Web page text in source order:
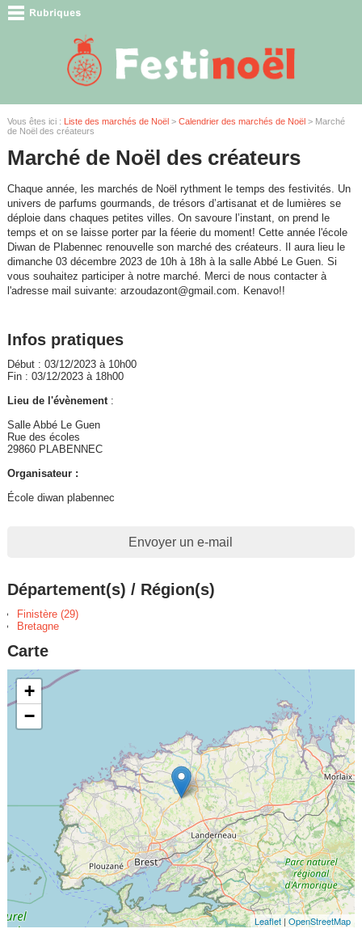
Vous êtes ici : Liste des marchés de Noël> Calendrier des marchés de Noël> Marché
de Noël des créateurs
Marché de Noël des créateurs
Chaque année, les marchés de Noël rythment le temps des festivités. Un
univers de parfums gourmands, de trésors d’artisanat et de lumières se
déploie dans chaques petites villes. On savoure l’instant, on prend le
temps et on se laisse porter par la féerie du moment! Cette année l'école
Diwan de Plabennec renouvelle son marché des créateurs. Il aura lieu le
dimanche 03 décembre 2023 de 10h à 18h à la salle Abbé Le Guen. Si
vous souhaitez participer à notre marché. Merci de nous contacter à
l'adresse mail suivante: arzoudazont@gmail.com. Kenavo!!
Infos pratiques
Début : 03/12/2023 à 10h00
Fin : 03/12/2023 à 18h00
Lieu de l'évènement:
Salle Abbé Le Guen
Rue des écoles
29860 PLABENNEC
Organisateur :
École diwan plabennec
Envoyer un e-mail
Département(s) / Région(s)
Finistère (29)
Bretagne
Carte
+
−
Leaflet |OpenStreetMap